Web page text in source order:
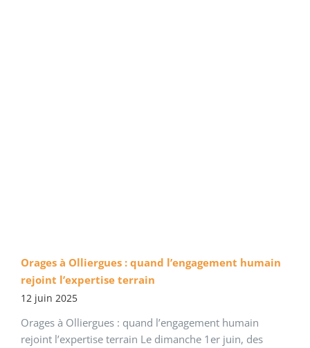
Orages à Olliergues : quand l’engagement humain
rejoint l’expertise terrain
12 juin 2025
Orages à Olliergues : quand l’engagement humain
rejoint l’expertise terrain Le dimanche 1er juin, des